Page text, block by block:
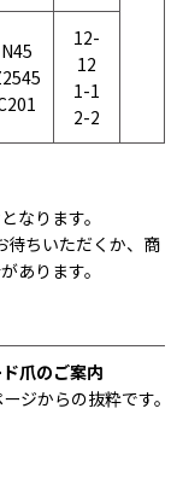
N45
12-
12
1-1
2-2
なります。
ちいただくか、商
あります。
爪のご案内
ジからの抜粋です。